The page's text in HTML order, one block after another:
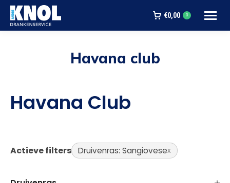
€0,00 0
Havana club
Havana Club
Actieve filters Druivenras: Sangiovese